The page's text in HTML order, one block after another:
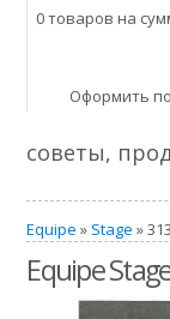
0 товаров на
Оформить
советы,
Equipe » Stage »
Equipe